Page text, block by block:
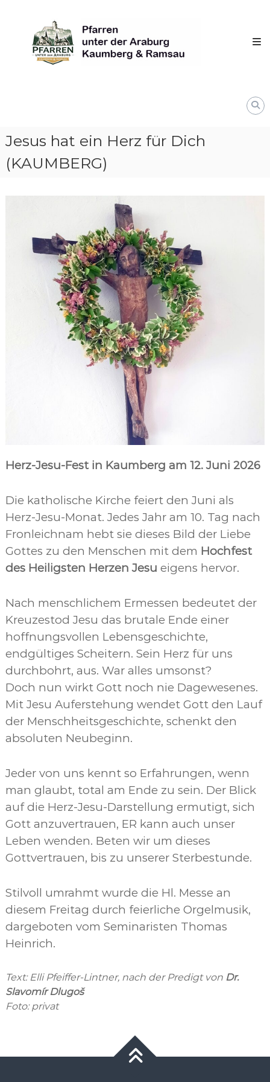
content
unter
derAraburg
Kaumberg
Jesus hat ein Herz für Dich
(KAUMBERG)
Herz-Jesu-Fest in Kaumberg am 12. Juni 2026
Die katholische Kirche feiert den Juni als
Herz-Jesu-Monat. Jedes Jahr am 10. Tag nach
Fronleichnam hebt sie dieses Bild der Liebe
Gottes zu den Menschen mit dem Hochfest
des Heiligsten Herzen Jesu eigens hervor.
Nach menschlichem Ermessen bedeutet der
Kreuzestod Jesu das brutale Ende einer
hoffnungsvollen Lebensgeschichte,
endgültiges Scheitern. Sein Herz für uns
durchbohrt, aus. War alles umsonst?
Doch nun wirkt Gott noch nie Dagewesenes.
Mit Jesu Auferstehung wendet Gott den Lauf
der Menschheitsgeschichte, schenkt den
absoluten Neubeginn.
Jeder von uns kennt so Erfahrungen, wenn
man glaubt, total am Ende zu sein. Der Blick
auf die Herz-Jesu-Darstellung ermutigt, sich
Gott anzuvertrauen, ER kann auch unser
Leben wenden. Beten wir um dieses
Gottvertrauen, bis zu unserer Sterbestunde.
Stilvoll umrahmt wurde die Hl. Messe an
diesem Freitag durch feierliche Orgelmusik,
dargeboten vom Seminaristen Thomas
Heinrich.
Text: Elli Pfeiffer-Lintner, nach der Predigt von Dr.
Slavomír Dlugoš
Foto: privat